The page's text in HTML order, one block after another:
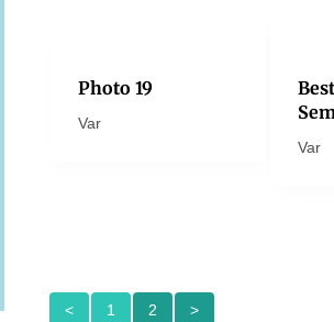
Photo 19
Var
Var
< 1 2 >